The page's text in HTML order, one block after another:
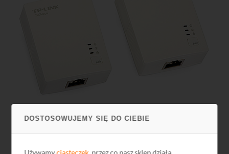
DOSTOSOWUJEMY SIĘ DO CIEBIE
Używamyciasteczek, przez co nasz sklep działa